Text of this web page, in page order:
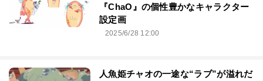
『ChaO』の個性豊かなキャラクター
設定画
2025/6/28 12:00
人魚姫チャオの一途な“ラブ”が溢れだ